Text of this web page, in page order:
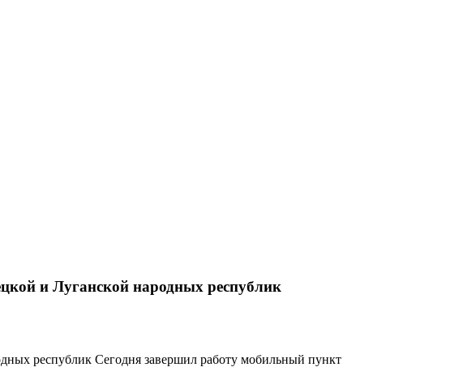
и Луганской народных республик
республик Сегодня завершил работу мобильный пункт